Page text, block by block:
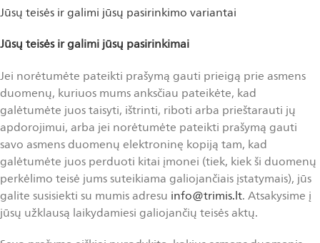
Jūsų teisės ir galimi jūsų pasirinkimo variantai
Jūsų teisės ir galimi jūsų pasirinkimai
Jei norėtumėte pateikti prašymą gauti prieigą prie asmens
duomenų, kuriuos mums anksčiau pateikėte, kad
galėtumėte juos taisyti, ištrinti, riboti arba prieštarauti jų
apdorojimui, arba jei norėtumėte pateikti prašymą gauti
savo asmens duomenų elektroninę kopiją tam, kad
galėtumėte juos perduoti kitai įmonei (tiek, kiek ši duomenų
perkėlimo teisė jums suteikiama galiojančiais įstatymais), jūs
galite susisiekti su mumis adresu info@trimis.lt. Atsakysime į
jūsų užklausą laikydamiesi galiojančių teisės aktų.